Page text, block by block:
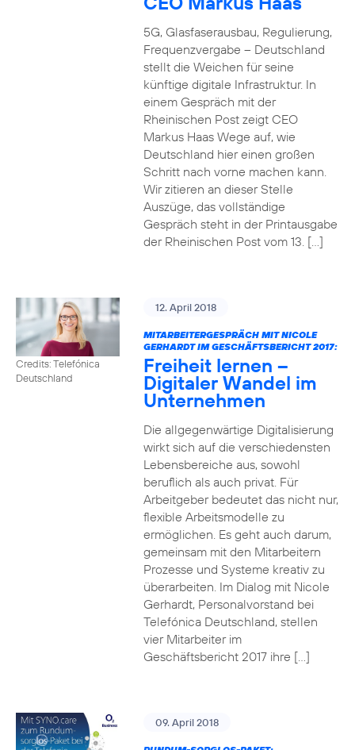
5G, Glasfaserausbau, Regulierung,
Frequenzvergabe – Deutschland
stellt die Weichen für seine
künftige digitale Infrastruktur. In
einem Gespräch mit der
Rheinischen Post zeigt CEO
Markus Haas Wege auf, wie
Deutschland hier einen großen
Schritt nach vorne machen kann.
Wir zitieren an dieser Stelle
Auszüge, das vollständige
Gespräch steht in der Printausgabe
der Rheinischen Post vom 13. […]
Credits: Telefónica
Deutschland
12. April 2018
MITARBEITERGESPRÄCH MIT NICOLE
GERHARDT IM GESCHÄFTSBERICHT 2017:
Freiheit lernen –
Digitaler Wandel im
Unternehmen
Die allgegenwärtige Digitalisierung
wirkt sich auf die verschiedensten
Lebensbereiche aus, sowohl
beruflich als auch privat. Für
Arbeitgeber bedeutet das nicht nur,
flexible Arbeitsmodelle zu
ermöglichen. Es geht auch darum,
gemeinsam mit den Mitarbeitern
Prozesse und Systeme kreativ zu
überarbeiten. Im Dialog mit Nicole
Gerhardt, Personalvorstand bei
Telefónica Deutschland, stellen
vier Mitarbeiter im
Geschäftsbericht 2017 ihre […]
09. April 2018